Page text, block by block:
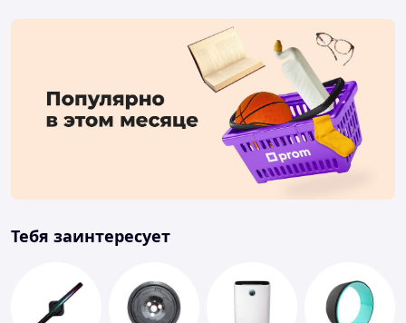
Тебя заинтересует